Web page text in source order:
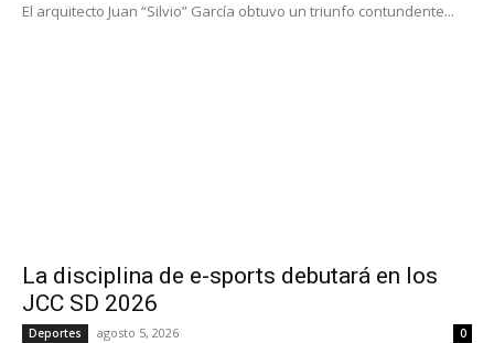
El arquitecto Juan “Silvio” García obtuvo un triunfo contundente...
La disciplina de e-sports debutará en los
JCC SD 2026
Deportes agosto 5, 2026 0